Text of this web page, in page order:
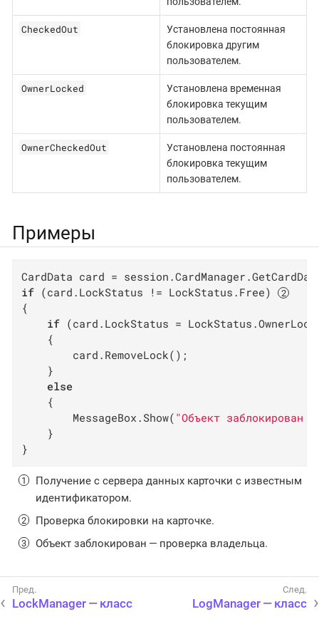
CheckedOut
Установлена постоянная
блокировка другим
пользователем.
OwnerLocked
Установлена временная
блокировка текущим
пользователем.
OwnerCheckedOut
Установлена постоянная
блокировка текущим
пользователем.
Примеры
CardData card =
if (card.LockStatus != LockStatus.Free)
{
if (card.LockStatus =
    {
        card.RemoveLock();
    }
else
    {
        MessageBox.Show(
"Объект заблокирован
    }
}
Получение с сервера данных карточки с известным
идентификатором.
Проверка блокировки на карточке.
Объект заблокирован — проверка владельца.
LockManager — класс LogManager — класс